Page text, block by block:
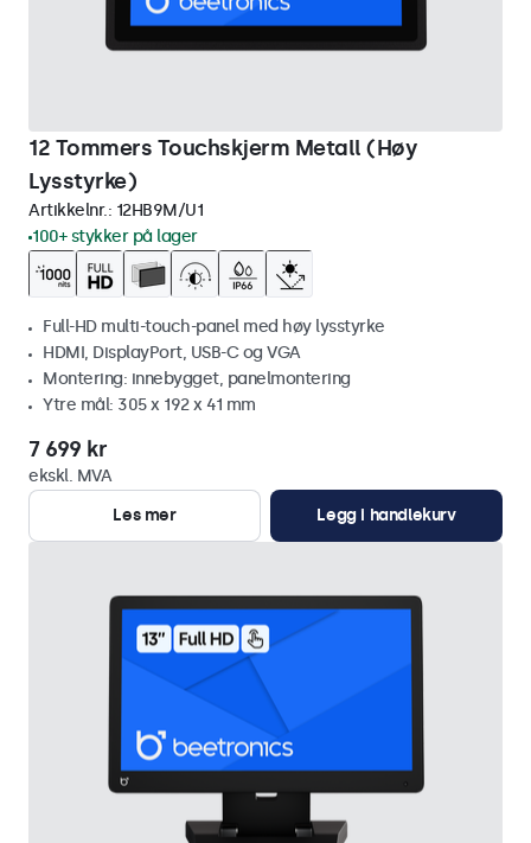
12 Tommers Touchskjerm Metall (Høy
Lysstyrke)
Artikkelnr.: 12HB9M/U1
100+ stykker på lager
Full-HD multi-touch-panel med høy lysstyrke
HDMI, DisplayPort, USB-C og VGA
Montering: innebygget, panelmontering
Ytre mål: 305 x 192 x 41 mm
7 699 kr
ekskl. MVA
Les mer
Legg i handlekurv